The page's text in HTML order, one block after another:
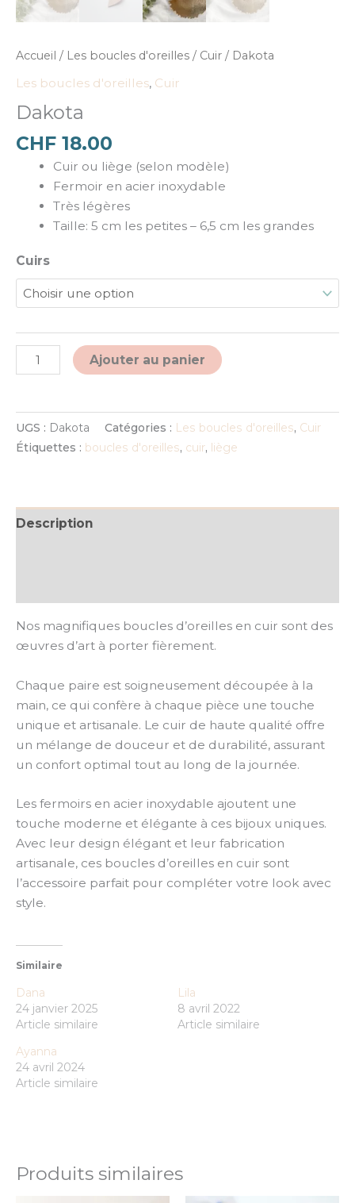
Accueil / Les boucles d'oreilles / Cuir / Dakota
Les boucles d'oreilles, Cuir
Dakota
CHF 18.00
Cuir ou liège (selon modèle)
Fermoir en acier inoxydable
Très légères
Taille: 5 cm les petites – 6,5 cm les grandes
Cuirs
Ajouter au panier Alternative:
UGS : Dakota Catégories : Les boucles d'oreilles, Cuir
Étiquettes : boucles d'oreilles, cuir, liège
Description
Nos magnifiques boucles d’oreilles en cuir sont des
œuvres d’art à porter fièrement.
Chaque paire est soigneusement découpée à la
main, ce qui confère à chaque pièce une touche
unique et artisanale. Le cuir de haute qualité offre
un mélange de douceur et de durabilité, assurant
un confort optimal tout au long de la journée.
Les fermoirs en acier inoxydable ajoutent une
touche moderne et élégante à ces bijoux uniques.
Avec leur design élégant et leur fabrication
artisanale, ces boucles d’oreilles en cuir sont
l’accessoire parfait pour compléter votre look avec
style.
Similaire
Dana
24 janvier 2025
Article similaire
Lila
8 avril 2022
Article similaire
Ayanna
24 avril 2024
Article similaire
Produits similaires